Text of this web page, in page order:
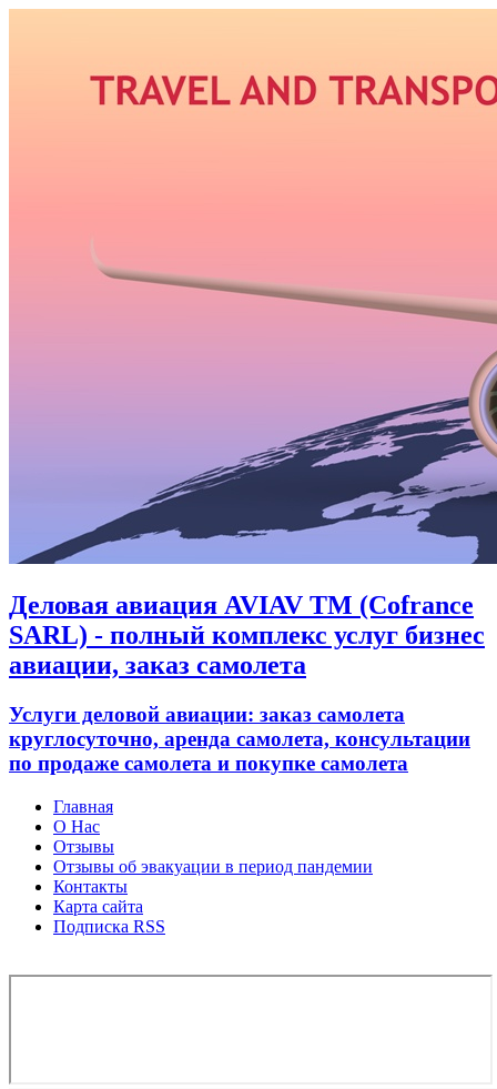
Деловая авиация AVIAV TM (Cofrance
SARL) - полный комплекс услуг бизнес
авиации, заказ самолета
Услуги деловой авиации: заказ самолета
круглосуточно, аренда самолета, консультации
по продаже самолета и покупке самолета
Главная
О Нас
Отзывы
Отзывы об эвакуации в период пандемии
Контакты
Карта сайта
Подписка RSS
Узнать больше.